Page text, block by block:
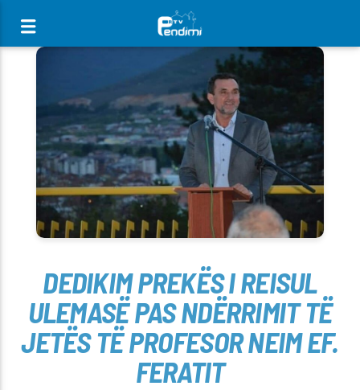
[There are no radio stations in the database]
DEDIKIM PREKËS I REISUL
ULEMASË PAS NDËRRIMIT TË
JETËS TË PROFESOR NEIM EF.
FERATIT